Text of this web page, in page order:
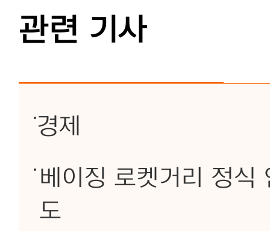
관련 기사
경제
베이징 로켓거리 정식
도